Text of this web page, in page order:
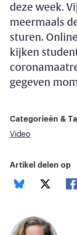
deze week.
meermaals
sturen.
kijken
gegeven
Categorieën &
Video
Artikel delen op